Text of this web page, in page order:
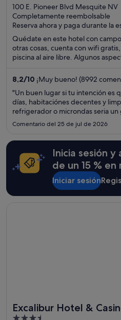
out
of
5
100 E. Pioneer Blvd Mesquite NV
Completamente reembolsable
Reserva ahora y paga durante la
Quédate en este hotel con
otras cosas, cuenta con wifi
piscina al aire libre. Algunos
restaurante. Dos atracciones
encuentran cerca son Casino
8,2/10 ¡Muy bueno! (8992
"Un buen lugar si tu intención es
días, habitaciónes decentes y
refrigerador o microndas seria
pudiera estar mejor de ser
es desayunar, no vayan a Burger
Comentario del 25 de jul de 2026
Inicia sesión y
de un 15 %
Iniciar sesión
Excalibur Hotel &